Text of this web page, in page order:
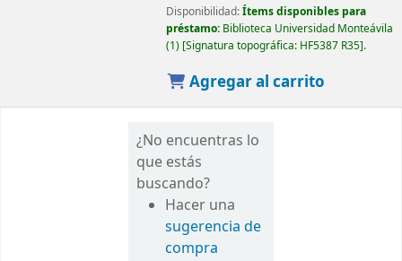
Disponibilidad:Ítems disponibles para
préstamo: Biblioteca Universidad Monteávila
(1) Signatura topográfica: HF5387 R35 .
Agregar al carrito
¿No encuentras lo
que estás
buscando?
Hacer una
sugerencia de
compra